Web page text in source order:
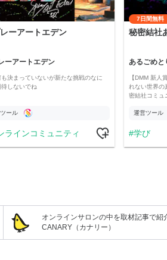
ーアートエデン
ーアートエデン
も決まっていないが新たな挑戦のなに
しないでね
ール
ラインコミュニティ
7日間無料
秘密結社
あるごめと
【DMM 新人
れない世界の
密結社コミ
運営ツール
学び
オンラインサロンの中を取材記事で紹
CANARY（カナリー）